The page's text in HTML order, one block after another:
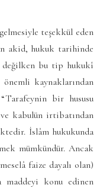
teşekkül eden
akid, hukuk tarihinde
değilken bu tip hukukî
kaynaklarından
bir hususu
kabulün irtibatından
İslâm hukukunda
mümkündür. Ancak
faize dayalı olan)
maddeyi konu edinen